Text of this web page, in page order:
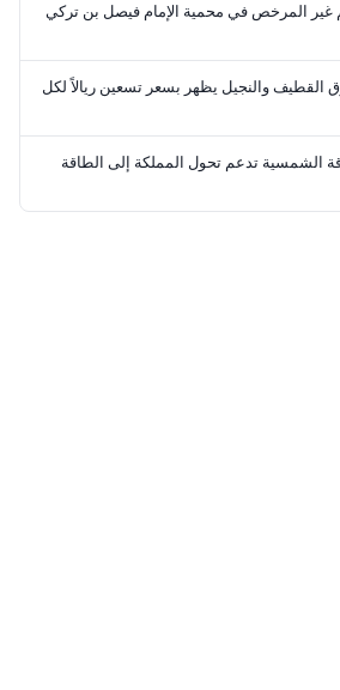
غير المرخص في محمية الإمام فيصل بن تركي
القطيف والنجيل يظهر بسعر تسعين ريالاً لكل
الشمسية تدعم تحول المملكة إلى الطاقة